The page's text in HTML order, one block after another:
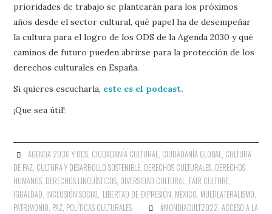
prioridades de trabajo se plantearán para los próximos
años desde el sector cultural, qué papel ha de desempeñar
la cultura para el logro de los ODS de la Agenda 2030 y qué
caminos de futuro pueden abrirse para la protección de los
derechos culturales en España.
Si quieres escucharla, este es el podcast.
¡Que sea útil!
AGENDA 2030 Y ODS, CIUDADANÍA CULTURAL CIUDADANÍA GLOBAL CULTURA
DE PAZ CULTURA Y DESARROLLO SOSTENIBLE DERECHOS CULTURALES DERECHOS
HUMANOS DERECHOS LINGÜÍSTICOS DIVERSIDAD CULTURAL FAIR CULTURE
IGUALDAD INCLUSIÓN SOCIAL LIBERTAD DE EXPRESIÓN MÉXICO MULTILATERALISMO
PATRIMONIO PAZ POLÍTICAS CULTURALES #MONDIACULT2022 ACCESO A LA